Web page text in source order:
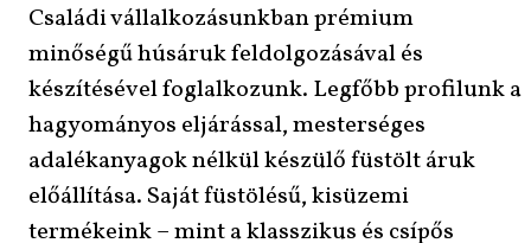
​Családi vállalkozásunkban prémium
minőségű húsáruk feldolgozásával és
készítésével foglalkozunk. Legfőbb profilunk a
hagyományos eljárással, mesterséges
adalékanyagok nélkül készülő füstölt áruk
előállítása. Saját füstölésű, kisüzemi
termékeink – mint a klasszikus és csípős